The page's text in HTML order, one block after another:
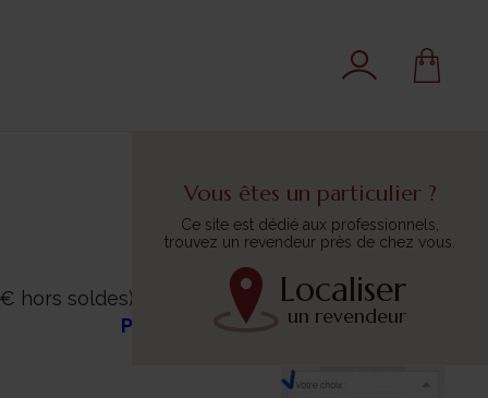
Vous êtes un particulier ?
Ce site est dédié aux professionnels,
trouvez un revendeur près de chez vous.
Localiser
un revendeur
hors soldes).
Pour consulter toutes les tailles,